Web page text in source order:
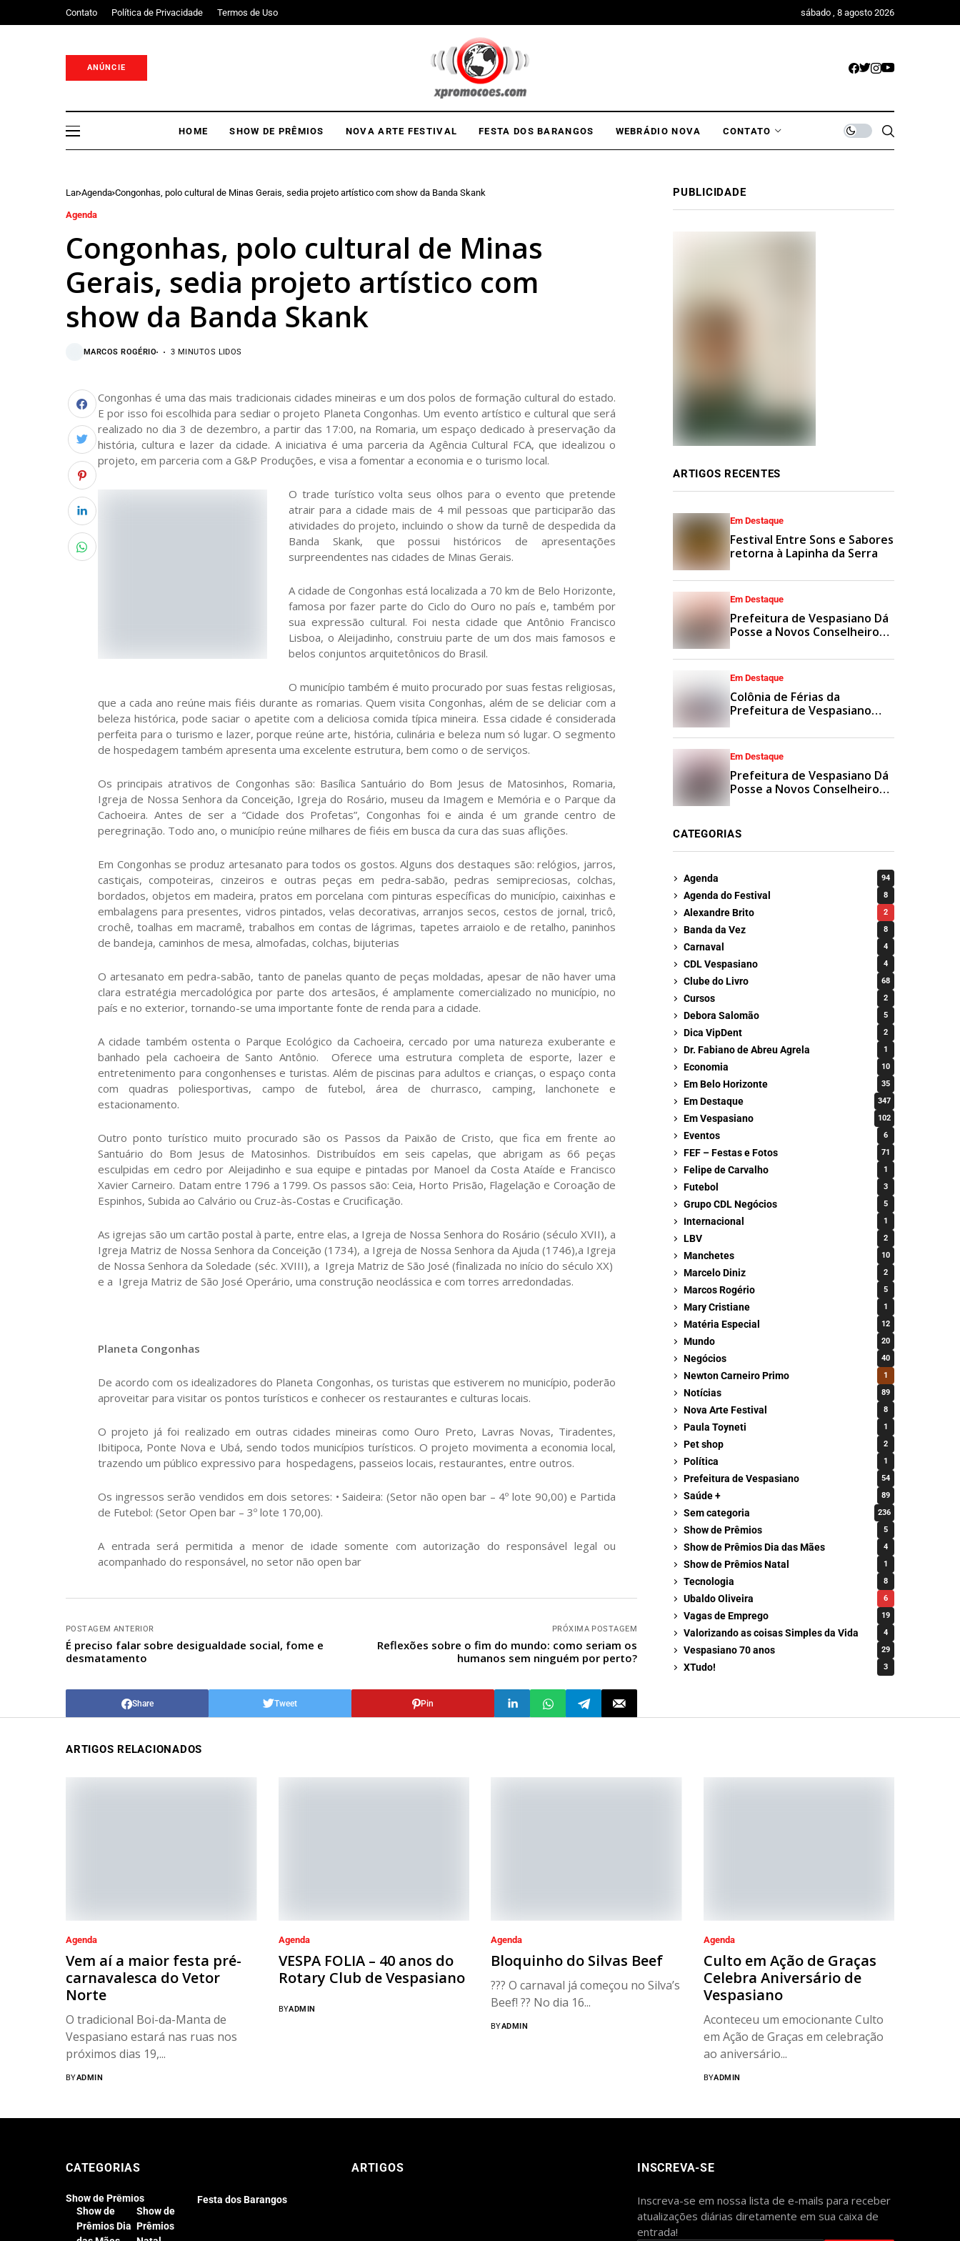
Contato Política de Privacidade Termos de Uso sábado , 8 agosto 2026
ANÚNCIE
HOME SHOW DE PRÊMIOS NOVA ARTE FESTIVAL FESTA DOS BARANGOS WEBRÁDIO NOVA CONTATO
Lar Agenda Congonhas, polo cultural de Minas Gerais, sedia projeto artístico com show da Banda Skank
Agenda
Congonhas, polo cultural de Minas
Gerais, sedia projeto artístico com
show da Banda Skank
MARCOS ROGÉRIO 3 MINUTOS LIDOS
Congonhas é uma das mais tradicionais cidades mineiras e um dos polos de formação cultural do estado.
E por isso foi escolhida para sediar o projeto Planeta Congonhas. Um evento artístico e cultural que será
realizado no dia 3 de dezembro, a partir das 17:00, na Romaria, um espaço dedicado à preservação da
história, cultura e lazer da cidade. A iniciativa é uma parceria da Agência Cultural FCA, que idealizou o
projeto, em parceria com a G&P Produções, e visa a fomentar a economia e o turismo local.
O trade turístico volta seus olhos para o evento que pretende
atrair para a cidade mais de 4 mil pessoas que participarão das
atividades do projeto, incluindo o show da turnê de despedida da
Banda Skank, que possui históricos de apresentações
surpreendentes nas cidades de Minas Gerais.
A cidade de Congonhas está localizada a 70 km de Belo Horizonte,
famosa por fazer parte do Ciclo do Ouro no país e, também por
sua expressão cultural. Foi nesta cidade que Antônio Francisco
Lisboa, o Aleijadinho, construiu parte de um dos mais famosos e
belos conjuntos arquitetônicos do Brasil.
O município também é muito procurado por suas festas religiosas,
que a cada ano reúne mais fiéis durante as romarias. Quem visita Congonhas, além de se deliciar com a
beleza histórica, pode saciar o apetite com a deliciosa comida típica mineira. Essa cidade é considerada
perfeita para o turismo e lazer, porque reúne arte, história, culinária e beleza num só lugar. O segmento
de hospedagem também apresenta uma excelente estrutura, bem como o de serviços.
Os principais atrativos de Congonhas são: Basílica Santuário do Bom Jesus de Matosinhos, Romaria,
Igreja de Nossa Senhora da Conceição, Igreja do Rosário, museu da Imagem e Memória e o Parque da
Cachoeira. Antes de ser a “Cidade dos Profetas”, Congonhas foi e ainda é um grande centro de
peregrinação. Todo ano, o município reúne milhares de fiéis em busca da cura das suas aflições.
Em Congonhas se produz artesanato para todos os gostos. Alguns dos destaques são: relógios, jarros,
castiçais, compoteiras, cinzeiros e outras peças em pedra-sabão, pedras semipreciosas, colchas,
bordados, objetos em madeira, pratos em porcelana com pinturas específicas do município, caixinhas e
embalagens para presentes, vidros pintados, velas decorativas, arranjos secos, cestos de jornal, tricô,
crochê, toalhas em macramê, trabalhos em contas de lágrimas, tapetes arraiolo e de retalho, paninhos
de bandeja, caminhos de mesa, almofadas, colchas, bijuterias
O artesanato em pedra-sabão, tanto de panelas quanto de peças moldadas, apesar de não haver uma
clara estratégia mercadológica por parte dos artesãos, é amplamente comercializado no município, no
país e no exterior, tornando-se uma importante fonte de renda para a cidade.
A cidade também ostenta o Parque Ecológico da Cachoeira, cercado por uma natureza exuberante e
banhado pela cachoeira de Santo Antônio. Oferece uma estrutura completa de esporte, lazer e
entretenimento para congonhenses e turistas. Além de piscinas para adultos e crianças, o espaço conta
com quadras poliesportivas, campo de futebol, área de churrasco, camping, lanchonete e
estacionamento.
Outro ponto turístico muito procurado são os Passos da Paixão de Cristo, que fica em frente ao
Santuário do Bom Jesus de Matosinhos. Distribuídos em seis capelas, que abrigam as 66 peças
esculpidas em cedro por Aleijadinho e sua equipe e pintadas por Manoel da Costa Ataíde e Francisco
Xavier Carneiro. Datam entre 1796 a 1799. Os passos são: Ceia, Horto Prisão, Flagelação e Coroação de
Espinhos, Subida ao Calvário ou Cruz-às-Costas e Crucificação.
As igrejas são um cartão postal à parte, entre elas, a Igreja de Nossa Senhora do Rosário (século XVII), a
Igreja Matriz de Nossa Senhora da Conceição (1734), a Igreja de Nossa Senhora da Ajuda (1746),a Igreja
de Nossa Senhora da Soledade (séc. XVIII), a Igreja Matriz de São José (finalizada no início do século XX)
e a Igreja Matriz de São José Operário, uma construção neoclássica e com torres arredondadas.
Planeta Congonhas
De acordo com os idealizadores do Planeta Congonhas, os turistas que estiverem no município, poderão
aproveitar para visitar os pontos turísticos e conhecer os restaurantes e culturas locais.
O projeto já foi realizado em outras cidades mineiras como Ouro Preto, Lavras Novas, Tiradentes,
Ibitipoca, Ponte Nova e Ubá, sendo todos municípios turísticos. O projeto movimenta a economia local,
trazendo um público expressivo para hospedagens, passeios locais, restaurantes, entre outros.
Os ingressos serão vendidos em dois setores: • Saideira: (Setor não open bar – 4º lote 90,00) e Partida
de Futebol: (Setor Open bar – 3º lote 170,00).
A entrada será permitida a menor de idade somente com autorização do responsável legal ou
acompanhado do responsável, no setor não open bar
POSTAGEM ANTERIOR
É preciso falar sobre desigualdade social, fome e
desmatamento
PRÓXIMA POSTAGEM
Reflexões sobre o fim do mundo: como seriam os
humanos sem ninguém por perto?
Share Tweet Pin
PUBLICIDADE
ARTIGOS RECENTES
Em Destaque
Festival Entre Sons e Sabores
retorna à Lapinha da Serra
Em Destaque
Prefeitura de Vespasiano Dá
Posse a Novos Conselheiros
Em Destaque
Colônia de Férias da
Prefeitura de Vespasiano
Esporte e Lazer
Em Destaque
Prefeitura de Vespasiano Dá
Posse a Novos Conselheiros
CATEGORIAS
Agenda 94
Agenda do Festival 8
Alexandre Brito 2
Banda da Vez 8
Carnaval 4
CDL Vespasiano 4
Clube do Livro 68
Cursos 2
Debora Salomão 5
Dica VipDent 2
Dr. Fabiano de Abreu Agrela 1
Economia 10
Em Belo Horizonte 35
Em Destaque 347
Em Vespasiano 102
Eventos 6
FEF – Festas e Fotos 71
Felipe de Carvalho 1
Futebol 3
Grupo CDL Negócios 5
Internacional 1
LBV 2
Manchetes 10
Marcelo Diniz 2
Marcos Rogério 5
Mary Cristiane 1
Matéria Especial 12
Mundo 20
Negócios 40
Newton Carneiro Primo 1
Notícias 89
Nova Arte Festival 8
Paula Toyneti 1
Pet shop 2
Política 1
Prefeitura de Vespasiano 54
Saúde + 89
Sem categoria 236
Show de Prêmios 5
Show de Prêmios Dia das Mães 4
Show de Prêmios Natal 1
Tecnologia 8
Ubaldo Oliveira 6
Vagas de Emprego 19
Valorizando as coisas Simples da Vida 4
Vespasiano 70 anos 29
XTudo! 3
ARTIGOS RELACIONADOS
Agenda
Vem aí a maior festa pré-
carnavalesca do Vetor
Norte
O tradicional Boi-da-Manta de
Vespasiano estará nas ruas nos
próximos dias 19,...
BYADMIN
Agenda
VESPA FOLIA – 40 anos do
Rotary Club de Vespasiano
BYADMIN
Agenda
Bloquinho do Silvas Beef
??? O carnaval já começou no Silva’s
Beef! ?? No dia 16...
BYADMIN
Agenda
Culto em Ação de Graças
Celebra Aniversário de
Vespasiano
Aconteceu um emocionante Culto
em Ação de Graças em celebração
ao aniversário...
BYADMIN
CATEGORIAS
Show de Prêmios
Show de
Prêmios Dia
Show de
Prêmios
Festa dos Barangos
ARTIGOS INSCREVA-SE
Inscreva-se em nossa lista de e-mails para receber
atualizações diárias diretamente em sua caixa de
entrada!